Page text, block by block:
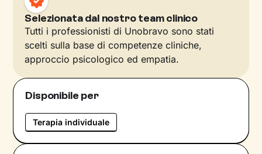
Selezionata dal nostro team clinico
Tutti i professionisti di Unobravo sono stati
scelti sulla base di competenze cliniche,
approccio psicologico ed empatia.
Disponibile per
Terapia individuale